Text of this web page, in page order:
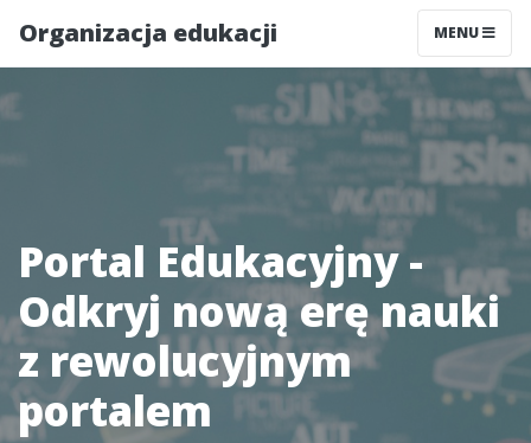
Organizacja edukacji MENU
Portal Edukacyjny -
Odkryj nową erę nauki
z rewolucyjnym
portalem